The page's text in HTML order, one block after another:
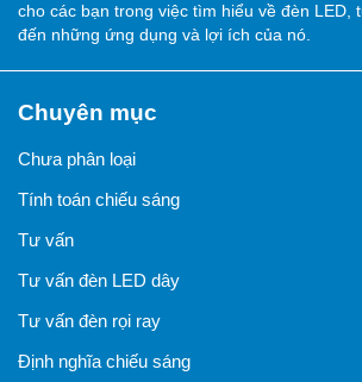
cho các bạn trong việc tìm hiểu về đèn LED,
đến những ứng dụng và lợi ích của nó.
Chuyên mục
Chưa phân loại
Tính toán chiếu sáng
Tư vấn
Tư vấn đèn LED dây
Tư vấn đèn rọi ray
Định nghĩa chiếu sáng